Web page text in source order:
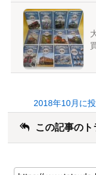
2018年10月に
この記事の